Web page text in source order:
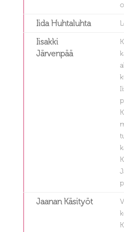
Iida Huhtaluhta
Iisakki
Järvenpää
Jaanan Käsityöt